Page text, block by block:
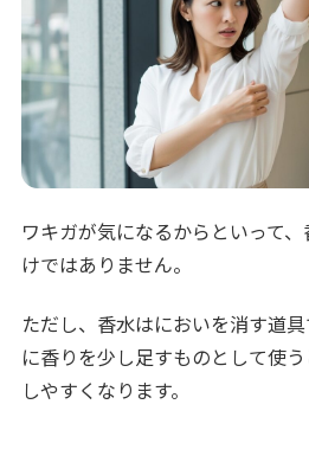
ワキガが気になるからといって
けではありません。
ただし、香水はにおいを消す道
に香りを少し足すものとして使
しやすくなります。